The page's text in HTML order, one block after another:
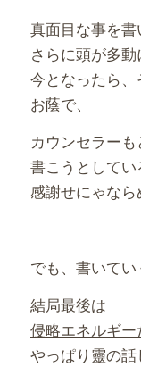
真面目な事を書
さらに頭が多動
今となったら
お蔭で、
カウンセラー
書こうとしてい
感謝せにゃなら
でも、書いてい
結局最後は
侵略エネルギー
やっぱり靈の話